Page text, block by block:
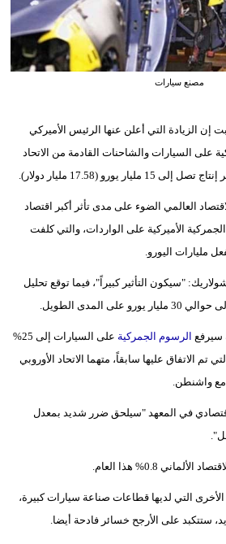
إعلام
تعليم
علوم
وتكنولوجيا
مدوَّنات
سيارات
مصنع سيارات
إن الزيادة التي أعلن عنها الرئيس الأميركي
على السيارات والشاحنات القادمة من الاتحاد
يورو (17.58 مليار دولار).
العالمي الضوء على مدى تأثر أكبر اقتصاد
الأميركية على الواردات، والتي كلفت
مليارات اليورو.
"سيكون التأثير كبيراً"، فيما توقع تحليل
المدى الطويل.
سيرفع الرسوم الجمركية
على السيارات إلى 25%
المقبلة من 15% التي تم الاتفاق عليها سابقاً، متهما الاتحاد الأوروبي
مع واشنطن.
في المعهد "سيلحق ضرر شديد بمعدل
0.8% هذا العام.
الأخرى التي لديها قطاعات صناعة سيارات كبيرة،
ستتكبد على الأرجح خسائر فادحة أيضا.